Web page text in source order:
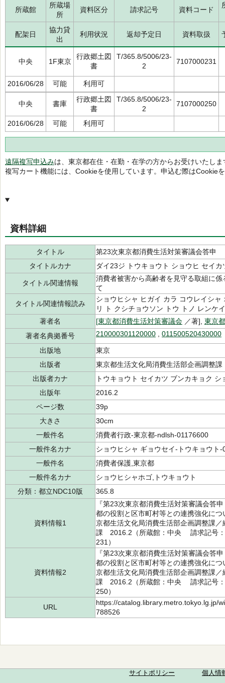
所蔵館
所蔵場
所
資料区分 請求記号 資料コード
配架日
協力貸
出
利用状況 返却予定日 資料取扱
中央 1F東京
行政郷土図
書
T/365.8/5006/23-
2
7107000231
2016/06/28 可能 利用可
中央 書庫
行政郷土図
書
T/365.8/5006/23-
2
7107000250
2016/06/28 可能 利用可
遠隔複写申込みは、東京都在住・在勤・在学の方からお受けいたしま
複写カート機能には、Cookieを使用しています。申込む際はCookie
資料詳細
タイトル
第23次東京都消費生活対策審議会答申
タイトルカナ
ダイ23ジ トウキョウト ショウヒ セイ
タイトル関連情報
消費者被害から高齢者を見守る取組に
て
タイトル関連情報読み
ショウヒシャ ヒガイ カラ コウレイシ
リ ト クシチョウソン トウ トノ レンケ
著者名
[東京都消費生活対策審議会 ／著], 東京
著者名典拠番号
210000301120000 011500520430000
出版地
東京
出版者
東京都生活文化局消費生活部企画調整課
出版者カナ
トウキョウト セイカツ ブンカキョク
出版年
2016.2
ページ数
39p
大きさ
30cm
一般件名
消費者行政-東京都-ndlsh-01176600
一般件名カナ
ショウヒシャ ギョウセイ-トウキョウト
一般件名
消費者保護,東京都
一般件名カナ
ショウヒシャホゴ,トウキョウト
分類：都立NDC10版
365.8
資料情報1
『第23次東京都消費生活対策審議会答
都の役割と区市町村等との連携強化に
京都生活文化局消費生活部企画調整課
課 2016.2（所蔵館：中央 請求記号
231）
資料情報2
『第23次東京都消費生活対策審議会答
都の役割と区市町村等との連携強化に
京都生活文化局消費生活部企画調整課
課 2016.2（所蔵館：中央 請求記号
250）
URL
https://catalog.library.metro.tokyo.lg.jp/
788526
サイトポリシー 個人情